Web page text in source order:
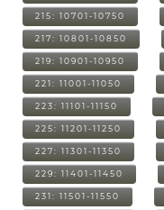
215: 10701-10750
217: 10801-10850
219: 10901-10950
221: 11001-11050
223: 11101-11150
225: 11201-11250
227: 11301-11350
229: 11401-11450
231: 11501-11550